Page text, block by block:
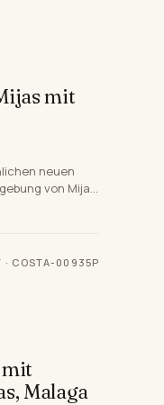
mit
neuen
von Mijas,
· COSTA-00935P
mit
Malaga